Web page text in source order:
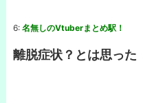
6: 名無しのVtuberまとめ駅！
離脱症状？とは思った